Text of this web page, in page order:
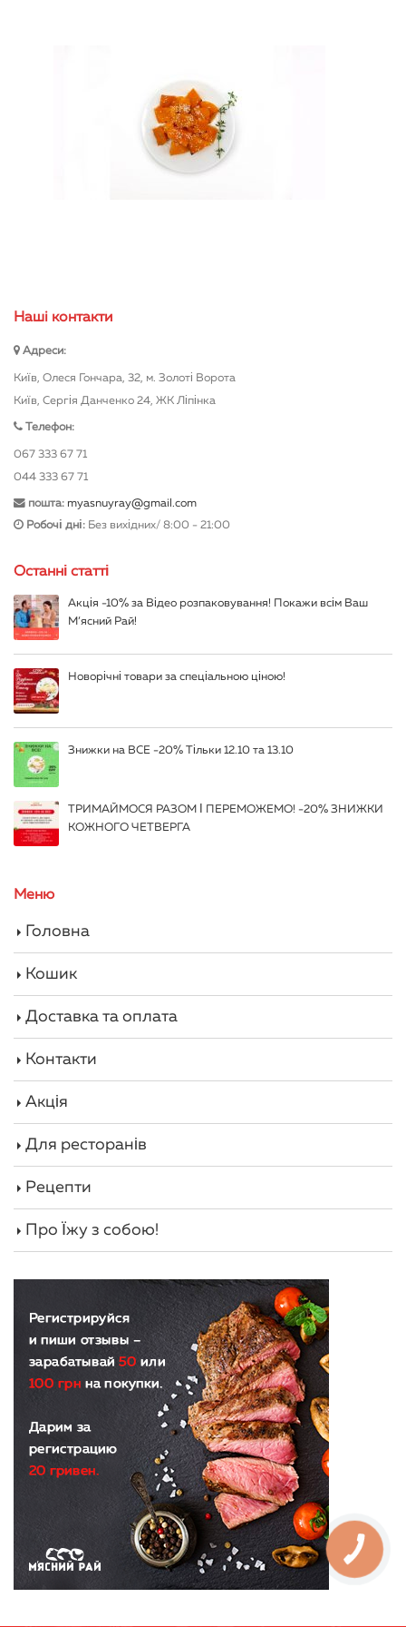
Нашi контакти
Адреси:
Київ, Олеся Гончара, 32, м. Золоті Ворота
Київ, Сергія Данченко 24, ЖК Ліпінка
Телефон:
067 333 67 71
044 333 67 71
пошта: myasnuyray@gmail.com
Робочі дні: Без вихідних/ 8:00 - 21:00
Останні статті
Акція -10% за Відео розпаковування! Покажи всім Ваш
М’ясний Рай!
Новорічні товари за спеціальною ціною!
Знижки на ВСЕ -20% Тільки 12.10 та 13.10
ТРИМАЙМОСЯ РАЗОМ І ПЕРЕМОЖЕМО! -20% ЗНИЖКИ
КОЖНОГО ЧЕТВЕРГА
Меню
Головна
Кошик
Доставка та оплата
Контакти
Акція
Для ресторанів
Рецепти
Про Їжу з собою!